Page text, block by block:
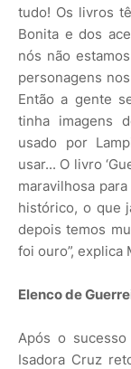
tudo! Os livros
Bonita e dos
nós não
personagens
Então a gente
tinha imagens
usado por
usar... O livro
maravilhosa
histórico, o que
depois temos
foi ouro”, explica
Elenco de
Após o
Isadora Cruz